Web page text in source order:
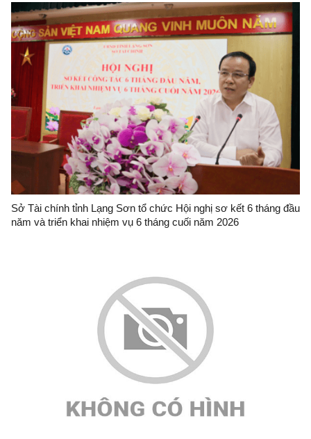
Sở Tài chính tỉnh Lạng Sơn tổ chức Hội nghị sơ kết 6 tháng đầu
năm và triển khai nhiệm vụ 6 tháng cuối năm 2026